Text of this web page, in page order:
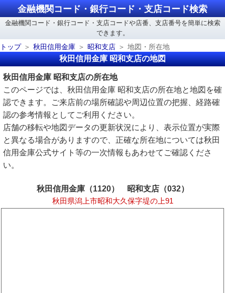
金融機関コード・銀行コード・支店コード検索
金融機関コード・銀行コード・支店コードや店番、支店番号を簡単に検索
できます。
トップ
秋田信用金庫 昭和支店 地図・所在地
秋田信用金庫 昭和支店の地図
秋田信用金庫 昭和支店の所在地
このページでは、秋田信用金庫 昭和支店の所在地と地図を確
認できます。ご来店前の場所確認や周辺位置の把握、経路確
認の参考情報としてご利用ください。
店舗の移転や地図データの更新状況により、表示位置が実際
と異なる場合がありますので、正確な所在地については秋田
信用金庫公式サイト等の一次情報もあわせてご確認くださ
い。
秋田信用金庫（1120） 昭和支店（032）
秋田県潟上市昭和大久保字堤の上91